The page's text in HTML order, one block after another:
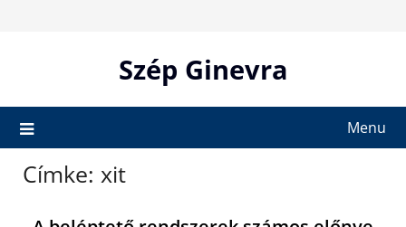
Szép Ginevra
Menu
Címke: xit